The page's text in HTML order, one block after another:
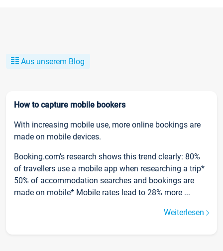
Aus unserem Blog
How to capture mobile bookers
With increasing mobile use, more online bookings are
made on mobile devices.
Booking.com’s research shows this trend clearly: 80%
of travellers use a mobile app when researching a trip*
50% of accommodation searches and bookings are
made on mobile* Mobile rates lead to 28% more ...
Weiterlesen